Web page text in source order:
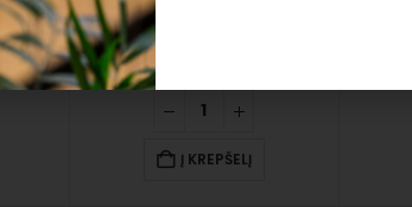
Gėrimas COCA-COLA 0,5 l + 0.10 cnt. depozitas
2.50
Į KREPŠELĮ